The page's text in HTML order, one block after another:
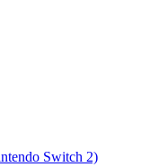
Switch 2)